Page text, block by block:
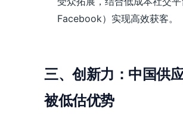
Facebook）实现高效获客。
三、创新力： 中国供
被低估优势